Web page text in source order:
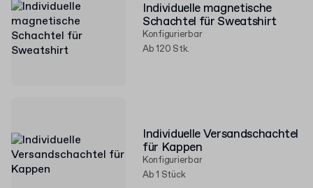
Individuelle magnetische
Schachtel für Sweatshirt
Konfigurierbar
Ab 120 Stk.
Individuelle Versandschachtel
für Kappen
Konfigurierbar
Ab 1 Stück